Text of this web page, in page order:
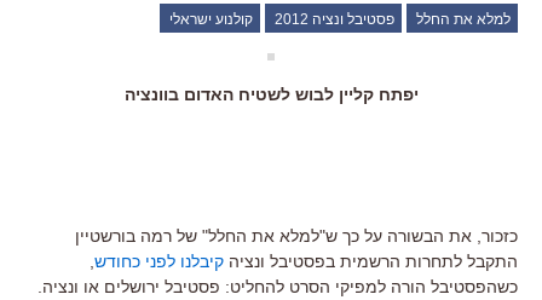
למלא את החלל פסטיבל ונציה 2012 קולנוע ישראלי
יפתח קליין לבוש לשטיח האדום בוונציה
כזכור, את הבשורה על כך ש"למלא את החלל" של רמה בורשטיין
התקבל לתחרות הרשמית בפסטיבל ונציה קיבלנו לפני כחודש
כשהפסטיבל הורה למפיקי הסרט להחליט: פסטיבל ירושלים או ונציה.